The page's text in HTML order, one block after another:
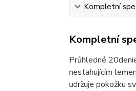
Kompletní
Kompletní
Průhledné
nestahujícím
udržuje pokožku